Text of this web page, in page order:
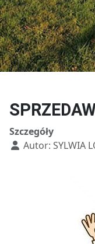
Szczegóły
Autor: SYLWIA